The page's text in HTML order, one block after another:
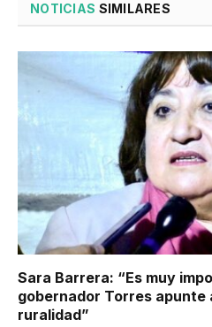
NOTICIAS SIMILARES
Sara Barrera: “Es muy
gobernador Torres apunte
ruralidad”